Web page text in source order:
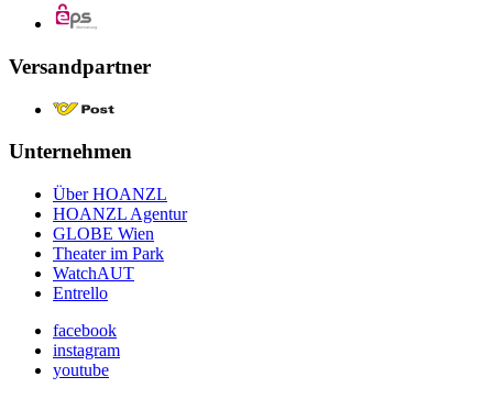
Versandpartner
Unternehmen
Über HOANZL
HOANZL Agentur
GLOBE Wien
Theater im Park
WatchAUT
Entrello
facebook
instagram
youtube